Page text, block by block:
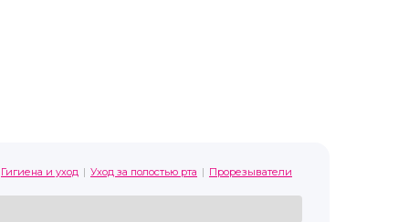
Гигиена и уход Уход за полостью рта Прорезыватели